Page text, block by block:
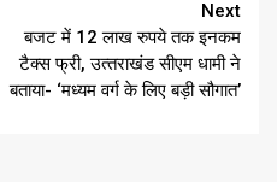
Next
बजट में 12 लाख रुपये तक इनकम
टैक्स फ्री, उत्‍तराखंड सीएम धामी ने
बताया- ‘मध्यम वर्ग के लिए बड़ी सौगात’